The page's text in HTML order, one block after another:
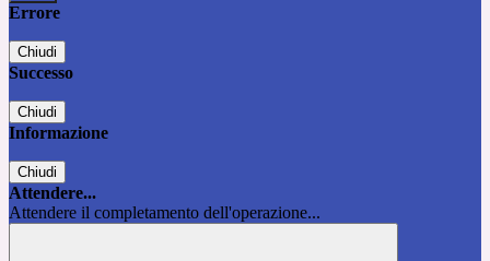
Errore
Chiudi
Successo
Chiudi
Informazione
Chiudi
Attendere...
Attendere il completamento dell'operazione...